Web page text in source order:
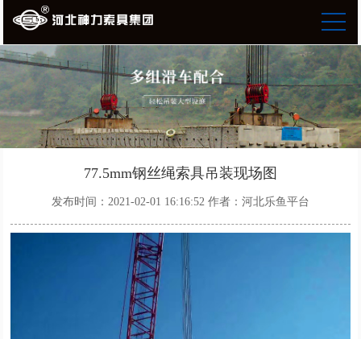
77.5mm钢丝绳索具吊装现场图
发布时间：2021-02-01 16:16:52 作者：河北乐鱼平台